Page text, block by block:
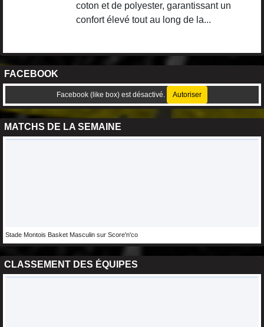
coton et de polyester, garantissant un
confort élevé tout au long de la...
FACEBOOK
Facebook (like box) est désactivé. Autoriser
MATCHS DE LA SEMAINE
Stade Montois Basket Masculin sur Score'n'co
CLASSEMENT DES ÉQUIPES